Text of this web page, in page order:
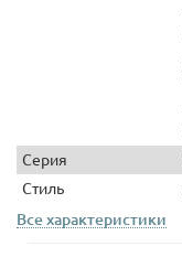
Серия
Стиль
Все характеристики